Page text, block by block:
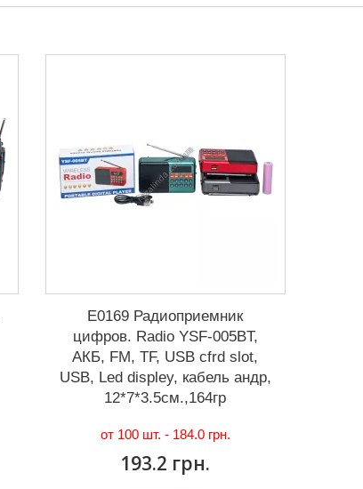
Е0169 Радиоприемник
цифров. Radio YSF-005BT,
АКБ, FM, TF, USB cfrd slot,
USB, Led displey, кабель андр,
12*7*3.5см.,164гр
от 100 шт. - 184.0 грн.
193.2 грн.